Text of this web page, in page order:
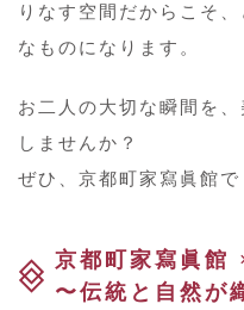
りなす空間だからこそ
なものになります。
お二人の大切な瞬間を
しませんか？
ぜひ、京都町家寫眞館
京都町家寫眞館
〜伝統と自然が